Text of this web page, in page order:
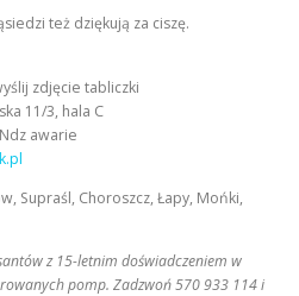
też dziękują za ciszę.
zdjęcie tabliczki
11/3, hala C
awarie
Supraśl, Choroszcz, Łapy, Mońki,
z 15-letnim doświadczeniem w
pomp. Zadzwoń 570 933 114 i